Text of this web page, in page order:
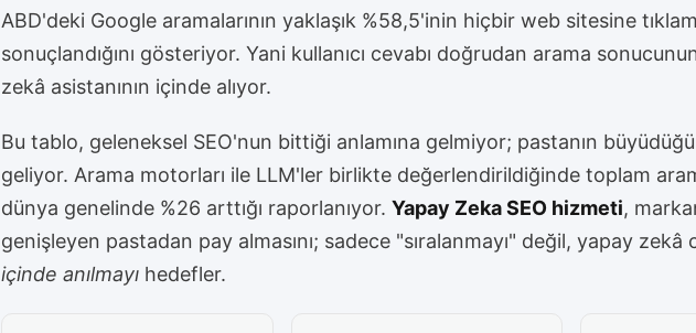
ABD'deki Google aramalarının yaklaşık %58,5'inin hiçbir web sitesine
sonuçlandığını gösteriyor. Yani kullanıcı cevabı doğrudan arama
zekâ asistanının içinde alıyor.
Bu tablo, geleneksel SEO'nun bittiği anlamına gelmiyor; pastanın büyüdüğü
geliyor. Arama motorları ile LLM'ler birlikte değerlendirildiğinde toplam
dünya genelinde %26 arttığı raporlanıyor. Yapay Zeka SEO hizmeti,
genişleyen pastadan pay almasını; sadece "sıralanmayı" değil, yapay zekâ
içinde anılmayı hedefler.